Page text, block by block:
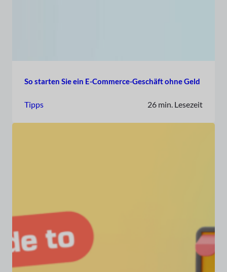
So starten Sie ein E-Commerce-Geschäft ohne Geld
Tipps 26 min. Lesezeit